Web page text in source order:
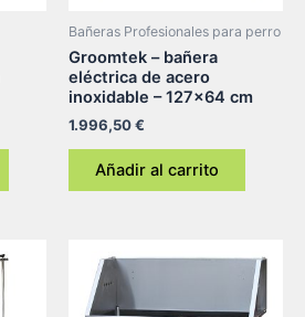
Bañeras Profesionales para perro
Groomtek – bañera
eléctrica de acero
inoxidable – 127×64 cm
1.996,50€
Añadir al carrito